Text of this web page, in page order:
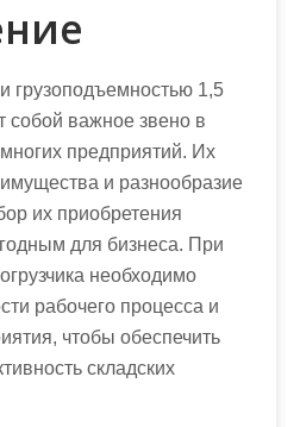
грузоподъемностью 1,5
собой важное звено в
предприятий. Их
и разнообразие
их приобретения
для бизнеса. При
необходимо
рабочего процесса и
чтобы обеспечить
складских